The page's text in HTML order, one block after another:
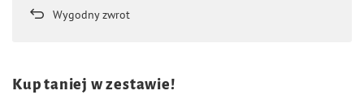
Wygodny zwrot
Kup taniej w zestawie!